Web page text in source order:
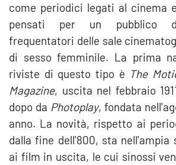
come periodici legati al cinema
pensati per un pubblico
frequentatori delle sale
di sesso femminile. La prima
riviste di questo tipo è The
Magazine, uscita nel febbraio
dopo da Photoplay, fondata
anno. La novità, rispetto ai
dalla fine dell'800, sta nell'ampia
ai film in uscita, le cui sinossi